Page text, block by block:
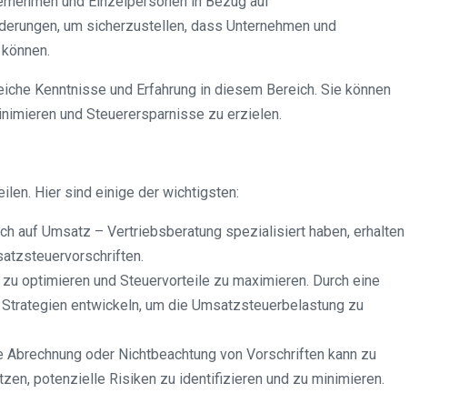
um sicherzustellen, dass Unternehmen und
Kenntnisse und Erfahrung in diesem Bereich. Sie können
und Steuerersparnisse zu erzielen.
Hier sind einige der wichtigsten:
auf Umsatz – Vertriebsberatung spezialisiert haben, erhalten
optimieren und Steuervorteile zu maximieren. Durch eine
entwickeln, um die Umsatzsteuerbelastung zu
oder Nichtbeachtung von Vorschriften kann zu
potenzielle Risiken zu identifizieren und zu minimieren.